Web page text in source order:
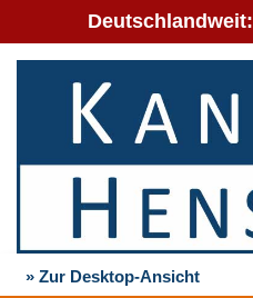
Deutschlandweit:
» Zur Desktop-Ansicht